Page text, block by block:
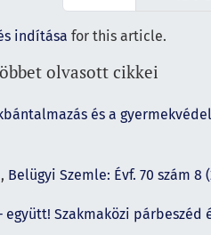
indítása for this article.
olvasott cikkei
és a
, Belügyi Szemle: Évf. 70 szám 8
Szakmaközi párbeszéd